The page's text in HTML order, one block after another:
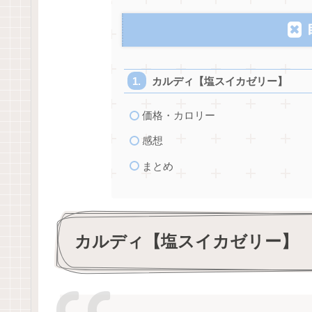
カルディ【塩スイカゼリー】
価格・カロリー
感想
まとめ
カルディ【塩スイカゼリー】